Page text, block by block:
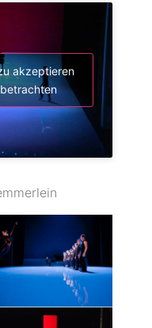
akzeptieren